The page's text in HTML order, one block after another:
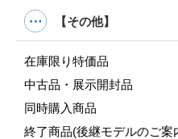
【その他】
在庫限り特価品
中古品・展示開封品
同時購入商品
終了商品(後継モデルのご案